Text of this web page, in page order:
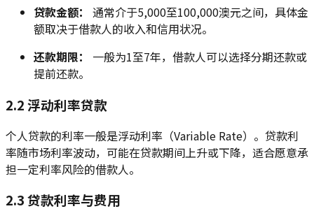
贷款金额：
通常介于5,000至100,000澳元之间，具体金
额取决于借款人的收入和信用状况。
还款期限：
一般为1至7年，借款人可以选择分期还款或
提前还款。
2.2 浮动利率贷款
个人贷款的利率一般是浮动利率（Variable Rate）。贷款利
率随市场利率波动，可能在贷款期间上升或下降，适合愿意承
担一定利率风险的借款人。
2.3 贷款利率与费用